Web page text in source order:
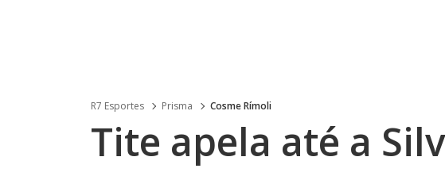
R7 Esportes Prisma Cosme Rímoli
Tite apela até a